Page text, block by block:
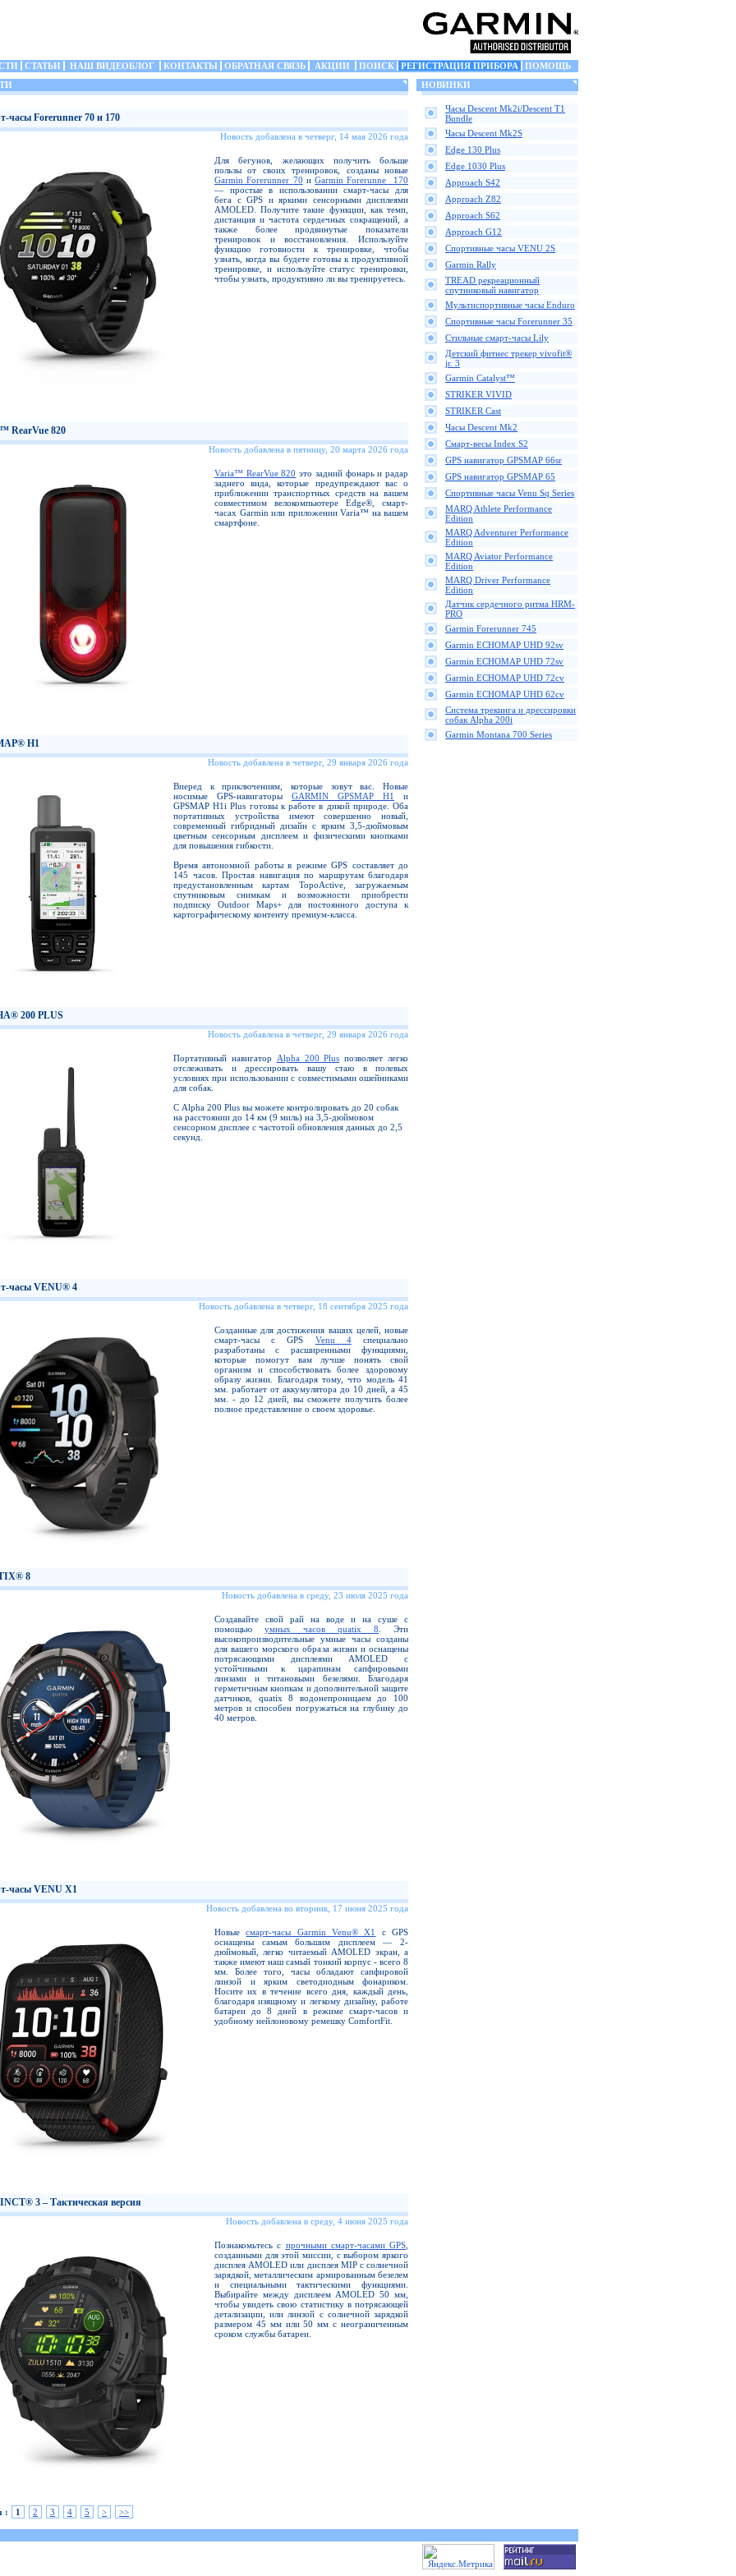
СТАТЬИ НАШ ВИДЕОБЛОГ КОНТАКТЫ ОБРАТНАЯ СВЯЗЬ АКЦИИ ПОИСК РЕГИСТРАЦИЯ ПРИБОРА
ПОМОЩЬ
часы Forerunner 70 и 170
Новость добавлена в четверг, 14 мая 2026 года
Для бегунов, желающих получить больше
пользы от своих тренировок, созданы новые
Garmin Forerunner 70 иGarmin Forerunne 170
— простые в использовании смарт-часы для
бега с GPS и яркими сенсорными дисплеями
AMOLED. Получите такие функции, как темп,
дистанция и частота сердечных сокращений, а
также более продвинутые показатели
тренировок и восстановления. Используйте
функцию готовности к тренировке, чтобы
узнать, когда вы будете готовы к продуктивной
тренировке, и используйте статус тренировки,
чтобы узнать, продуктивно ли вы тренируетесь.
RearVue 820
Новость добавлена в пятницу, 20 марта 2026 года
Varia™ RearVue 820 это задний фонарь и радар
заднего вида, которые предупреждают вас о
приближении транспортных средств на вашем
совместимом велокомпьютере Edge®, смарт-
часах Garmin или приложении Varia™ на вашем
смартфоне.
H1
Новость добавлена в четверг, 29 января 2026 года
Вперед к приключениям, которые зовут вас. Новые
носимые GPS-навигаторы GARMIN GPSMAP H1
и
GPSMAP H1i Plus готовы к работе в дикой природе. Оба
портативных устройства имеют совершенно новый,
современный гибридный дизайн с ярким 3,5-дюймовым
цветным сенсорным дисплеем и физическими кнопками
для повышения гибкости.
Время автономной работы в режиме GPS составляет до
145 часов. Простая навигация по маршрутам благодаря
предустановленным картам TopoActive, загружаемым
спутниковым снимкам и возможности приобрести
подписку Outdoor Maps+ для постоянного доступа к
картографическому контенту премиум-класса.
200 PLUS
Новость добавлена в четверг, 29 января 2026 года
Портативный навигатор Alpha 200 Plus позволяет легко
отслеживать и дрессировать вашу стаю в полевых
условиях при использовании с совместимыми ошейниками
для собак.
С Alpha 200 Plus вы можете контролировать до 20 собак
на расстоянии до 14 км (9 миль) на 3,5-дюймовом
сенсорном дисплее с частотой обновления данных до 2,5
секунд.
часы VENU® 4
Новость добавлена в четверг, 18 сентября 2025 года
Созданные для достижения ваших целей, новые
смарт-часы с GPS Venu 4специально
разработаны с расширенными функциями,
которые помогут вам лучше понять свой
организм и способствовать более здоровому
образу жизни. Благодаря тому, что модель 41
мм. работает от аккумулятора до 10 дней, а 45
мм. - до 12 дней, вы сможете получить более
полное представление о своем здоровье.
8
Новость добавлена в среду, 23 июля 2025 года
Создавайте свой рай на воде и на суше с
помощью умных часов quatix 8 . Эти
высокопроизводительные умные часы созданы
для вашего морского образа жизни и оснащены
потрясающими дисплеями AMOLED с
устойчивыми к царапинам сапфировыми
линзами и титановыми безелями. Благодаря
герметичным кнопкам и дополнительной защите
датчиков, quatix 8 водонепроницаем до 100
метров и способен погружаться на глубину до
40 метров.
часы VENU X1
Новость добавлена во вторник, 17 июня 2025 года
Новыесмарт-часы Garmin Venu® X1
с GPS
оснащены самым большим дисплеем — 2-
дюймовый, легко читаемый AMOLED экран, а
также имеют наш самый тонкий корпус - всего 8
мм. Более того, часы обладают сапфировой
линзой и ярким светодиодным фонариком.
Носите их в течение всего дня, каждый день,
благодаря изящному и легкому дизайну, работе
батареи до 8 дней в режиме смарт-часов и
удобному нейлоновому ремешку ComfortFit.
3 – Тактическая версия
Новость добавлена в среду, 4 июня 2025 года
Познакомьтесь с прочными смарт-часами GPS
созданными для этой миссии, с выбором яркого
дисплея AMOLED или дисплея MIP с солнечной
зарядкой, металлическим армированным безелем
и специальными тактическими функциями.
Выбирайте между дисплеем AMOLED 50 мм,
чтобы увидеть свою статистику в потрясающей
детализации, или линзой с солнечной зарядкой
размером 45 мм или 50 мм с неограниченным
сроком службы батареи.
: 1 2 3 4 5 > >>
НОВИНКИ
Часы Descent Mk2i/Descent T1
Bundle
Часы Descent Mk2S
Edge 130 Plus
Edge 1030 Plus
Approach S42
Approach Z82
Approach S62
Approach G12
Спортивные часы VENU 2S
Garmin Rally
TREAD рекреационный
спутниковый навигатор
Мультиспортивные часы Enduro
Спортивные часы Forerunner 35
Стильные смарт-часы Lily
Детский фитнес трекер vivofit®
jr. 3
Garmin Catalyst™
STRIKER VIVID
STRIKER Cast
Часы Descent Mk2
Смарт-весы Index S2
GPS навигатор GPSMAP 66sr
GPS навигатор GPSMAP 65
Спортивные часы Venu Sq Series
MARQ Athlete Performance
Edition
MARQ Adventurer Performance
Edition
MARQ Aviator Performance
Edition
MARQ Driver Performance
Edition
Датчик сердечного ритма HRM-
PRO
Garmin Forerunner 745
Garmin ECHOMAP UHD 92sv
Garmin ECHOMAP UHD 72sv
Garmin ECHOMAP UHD 72cv
Garmin ECHOMAP UHD 62cv
Cистема трекинга и дрессировки
собак Alpha 200i
Garmin Montana 700 Series